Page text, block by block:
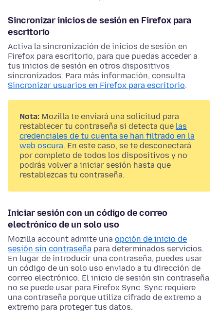
Sincronizar inicios de sesión en Firefox para
escritorio
Activa la sincronización de inicios de sesión en
Firefox para escritorio, para que puedas acceder a
tus inicios de sesión en otros dispositivos
sincronizados. Para más información, consulta
Sincronizar usuarios en Firefox para escritorio.
Nota: Mozilla te enviará una solicitud para
restablecer tu contraseña si detecta que las
credenciales de tu cuenta se han filtrado en la
web oscura. En este caso, se te desconectará
por completo de todos los dispositivos y no
podrás volver a iniciar sesión hasta que
restablezcas tu contraseña.
Iniciar sesión con un código de correo
electrónico de un solo uso
Mozilla account admite una opción de inicio de
sesión sin contraseña para determinados servicios.
En lugar de introducir una contraseña, puedes usar
un código de un solo uso enviado a tu dirección de
correo electrónico. El inicio de sesión sin contraseña
no se puede usar para Firefox Sync. Sync requiere
una contraseña porque utiliza cifrado de extremo a
extremo para proteger tus datos.